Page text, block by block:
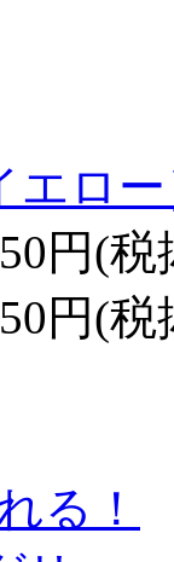
エロ
円(税
円(税